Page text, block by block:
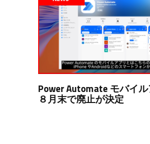
Power Automate モバイ
８月末で廃止が決定